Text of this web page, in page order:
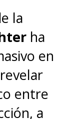
cines,
13,7
en
de
la
ha
en
entre
a